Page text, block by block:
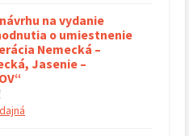
návrhu na vydanie
o umiestnenie
Nemecká –
Jasenie –